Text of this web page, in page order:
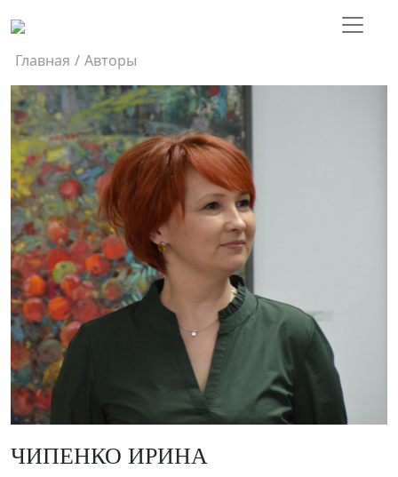
Главная / Авторы
ЧИПЕНКО ИРИНА